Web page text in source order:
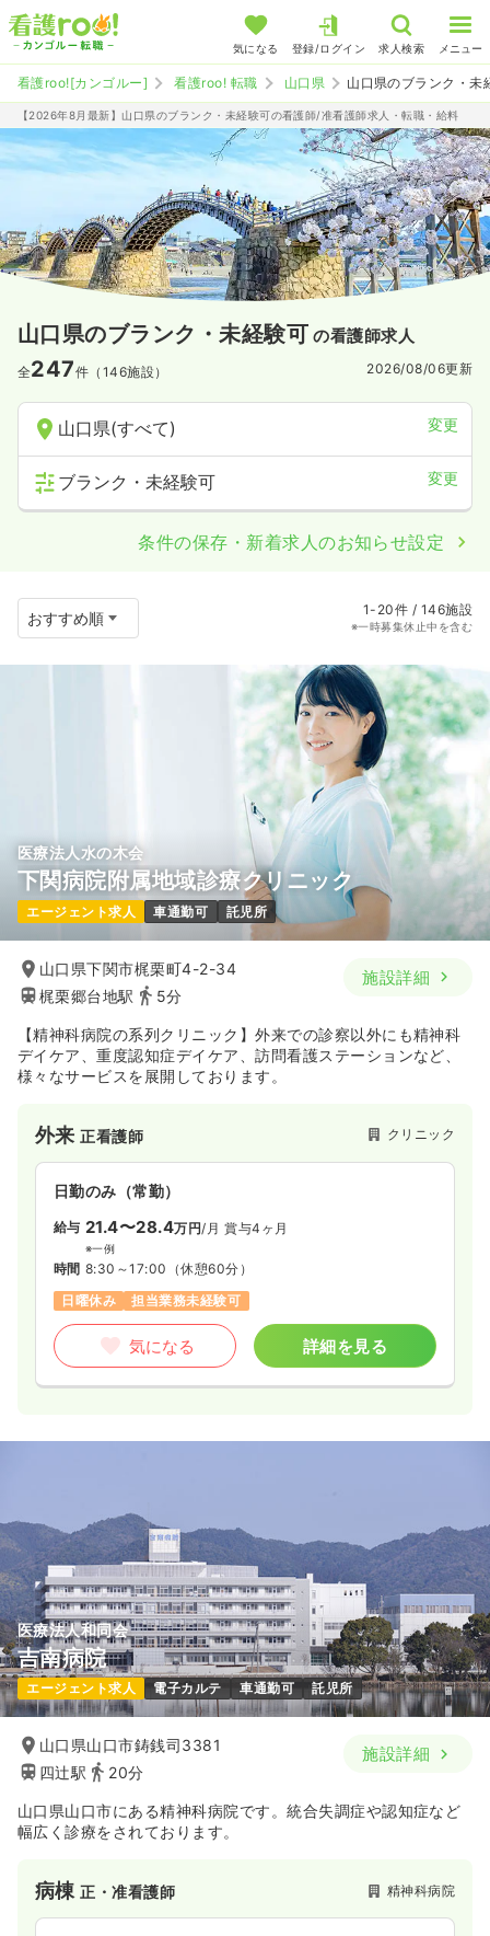
気になる 登録/ログイン 求人検索 メニュー
看護roo![カンゴルー] 看護roo! 転職 山口県 山口県のブランク・未
【2026年8月最新】山口県のブランク・未経験可の看護師/准看護師求人・転職・給料
山口県のブランク・未経験可 の看護師求人
全247件（146施設） 2026/08/06更新
山口県(すべて) 変更
ブランク・未経験可 変更
条件の保存・新着求人のお知らせ設定
1-20件 / 146施設
※一時募集休止中を含む
医療法人水の木会
下関病院附属地域診療クリニック
エージェント求人 車通勤可 託児所
山口県下関市梶栗町4-2-34
梶栗郷台地駅
5分
施設詳細
【精神科病院の系列クリニック】外来での診察以外にも精神科
デイケア、重度認知症デイケア、訪問看護ステーションなど、
様々なサービスを展開しております。
外来正看護師 クリニック
日勤のみ（常勤）
給与 21.4〜28.4万円/月 賞与4ヶ月
※一例
時間 8:30～17:00 （休憩60分）
日曜休み
担当業務未経験可
気になる 詳細を見る
医療法人和同会
吉南病院
エージェント求人 電子カルテ 車通勤可 託児所
山口県山口市鋳銭司3381
四辻駅
20分
施設詳細
山口県山口市にある精神科病院です。統合失調症や認知症など
幅広く診療をされております。
病棟正・准看護師 精神科病院